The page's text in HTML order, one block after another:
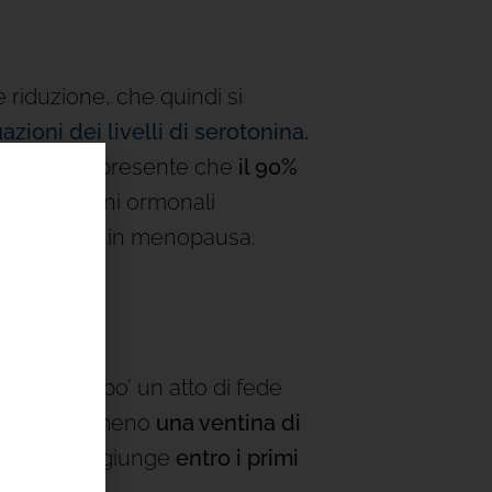
riduzione, che quindi si
dei livelli di serotonina.
teniamo presente che il 90%
fluttuazioni ormonali
donne in menopausa.
farne un po’ un atto di fede
almeno una ventina di
si raggiunge entro i primi